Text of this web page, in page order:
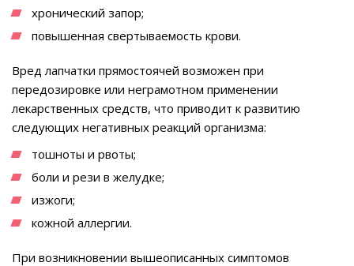
хронический запор;
повышенная свертываемость крови.
Вред лапчатки прямостоячей возможен при
передозировке или неграмотном применении
лекарственных средств, что приводит к развитию
следующих негативных реакций организма:
тошноты и рвоты;
боли и рези в желудке;
изжоги;
кожной аллергии.
При возникновении вышеописанных симптомов